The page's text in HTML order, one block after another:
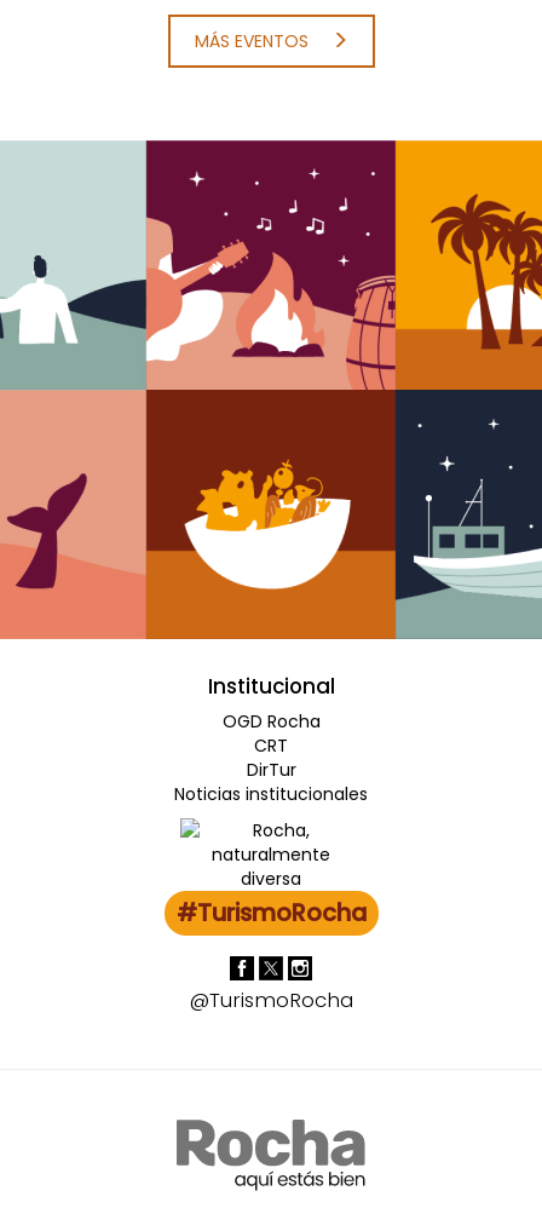
MÁS EVENTOS
Institucional
OGD Rocha
CRT
DirTur
Noticias institucionales
#TurismoRocha
@TurismoRocha